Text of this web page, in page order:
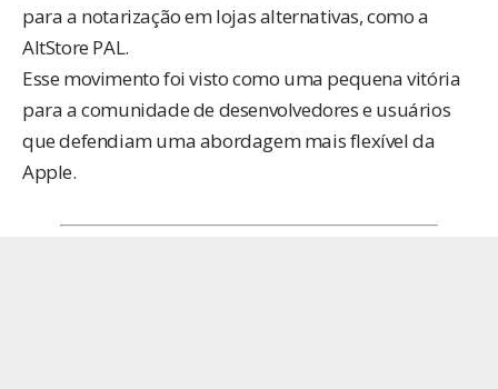
para a notarização em lojas alternativas, como a
AltStore PAL.
Esse movimento foi visto como uma pequena vitória
para a comunidade de desenvolvedores e usuários
que defendiam uma abordagem mais flexível da
Apple.